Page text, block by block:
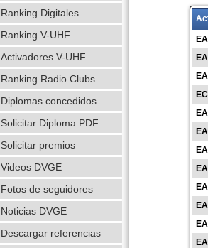
Ranking Digitales
Ranking V-UHF
Activadores V-UHF
Ranking Radio Clubs
Diplomas concedidos
Solicitar Diploma PDF
Solicitar premios
Videos DVGE
Fotos de seguidores
Noticias DVGE
Descargar referencias